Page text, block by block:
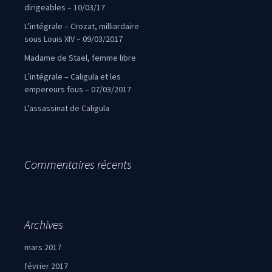
dirigeables – 10/03/17
L’intégrale – Crozat, milliardaire
sous Louis XIV – 09/03/2017
Madame de Staël, femme libre
L’intégrale – Caligula et les
empereurs fous – 07/03/2017
L’assassinat de Caligula
Commentaires récents
Archives
mars 2017
février 2017